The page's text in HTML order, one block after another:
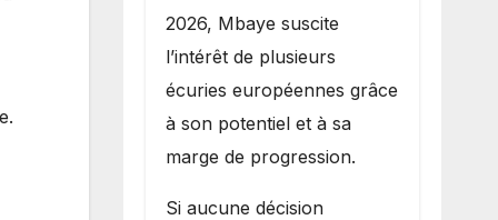
2026, Mbaye suscite
l’intérêt de plusieurs
écuries européennes grâce
à son potentiel et à sa
marge de progression.
Si aucune décision